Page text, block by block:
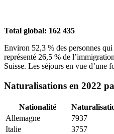
Total global: 162 435
Environ 52,3 % des personnes
représenté 26,5 % de
Suisse. Les séjours en vue d’une
Naturalisations en 2022
Nationalité
Allemagne
7937
Italie
3757